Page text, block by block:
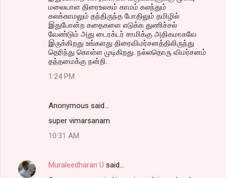
மலையாள திரைஉலகம் காமம் கலந்தும்
கலக்காமலும் தந்திருந்த போதிலும் தமிழில்
இதுபோன்ற கதைகளை எடுக்க துணிச்சல்
வேண்டும் அது டைரக்டர் சாமிக்கு அதிகமாகவே
இருக்கிறது உங்களது திரைவிமர்சனத்திலிருந்து
தெரிந்து கொள்ள முடிகிறது. நல்லதொரு விமர்சனம்
தந்தமைக்கு நன்றி.
1:24 PM
Anonymous said…
super vimarsanam
10:31 AM
Muraleedharan U said…